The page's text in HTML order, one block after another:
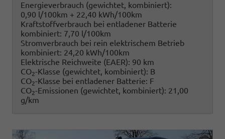
Energieverbrauch (gewichtet, kombiniert):
0,90 l/100km + 22,40 kWh/100km
Kraftstoffverbrauch bei entladener Batterie
kombiniert: 7,70 l/100km
Stromverbrauch bei rein elektrischem Betrieb
kombiniert: 24,20 kWh/100km
Elektrische Reichweite (EAER): 90 km
CO2-Klasse (gewichtet, kombiniert): B
CO2-Klasse bei entladener Batterie: F
CO2-Emissionen (gewichtet, kombiniert): 21,00
g/km